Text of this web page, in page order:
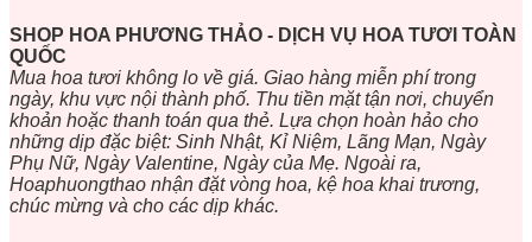
SHOP HOA PHƯƠNG THẢO - DỊCH VỤ HOA TƯƠI TOÀN
QUỐC
Mua hoa tươi không lo về giá. Giao hàng miễn phí trong
ngày, khu vực nội thành phố. Thu tiền mặt tận nơi, chuyển
khoản hoặc thanh toán qua thẻ. Lựa chọn hoàn hảo cho
những dịp đặc biệt: Sinh Nhật, Kỉ Niệm, Lãng Mạn, Ngày
Phụ Nữ, Ngày Valentine, Ngày của Mẹ. Ngoài ra,
Hoaphuongthao nhận đặt vòng hoa, kệ hoa khai trương,
chúc mừng và cho các dịp khác.